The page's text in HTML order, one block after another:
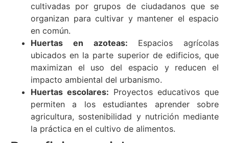
cultivadas por grupos de ciudadanos que se
organizan para cultivar y mantener el espacio
en común.
Huertas en azoteas: Espacios agrícolas
ubicados en la parte superior de edificios, que
maximizan el uso del espacio y reducen el
impacto ambiental del urbanismo.
Huertas escolares: Proyectos educativos que
permiten a los estudiantes aprender sobre
agricultura, sostenibilidad y nutrición mediante
la práctica en el cultivo de alimentos.